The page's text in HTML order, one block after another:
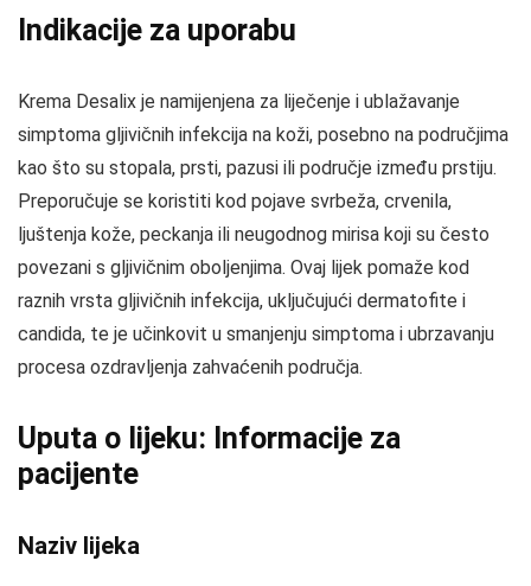
Indikacije za uporabu
Krema Desalix je namijenjena za liječenje i ublažavanje
simptoma gljivičnih infekcija na koži, posebno na područjima
kao što su stopala, prsti, pazusi ili područje između prstiju.
Preporučuje se koristiti kod pojave svrbeža, crvenila,
ljuštenja kože, peckanja ili neugodnog mirisa koji su često
povezani s gljivičnim oboljenjima. Ovaj lijek pomaže kod
raznih vrsta gljivičnih infekcija, uključujući dermatofite i
candida, te je učinkovit u smanjenju simptoma i ubrzavanju
procesa ozdravljenja zahvaćenih područja.
Uputa o lijeku: Informacije za
pacijente
Naziv lijeka